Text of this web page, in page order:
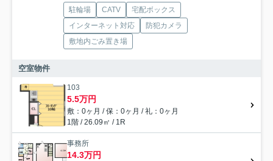
駐輪場 CATV
宅配ボックス
インターネット対応
防犯カメラ
敷地内ごみ置き場
空室物件
103
5.5万円
敷：0ヶ月 / 保：0ヶ月 / 礼：0ヶ月
1階 / 26.09㎡ / 1R
事務所
14.3万円